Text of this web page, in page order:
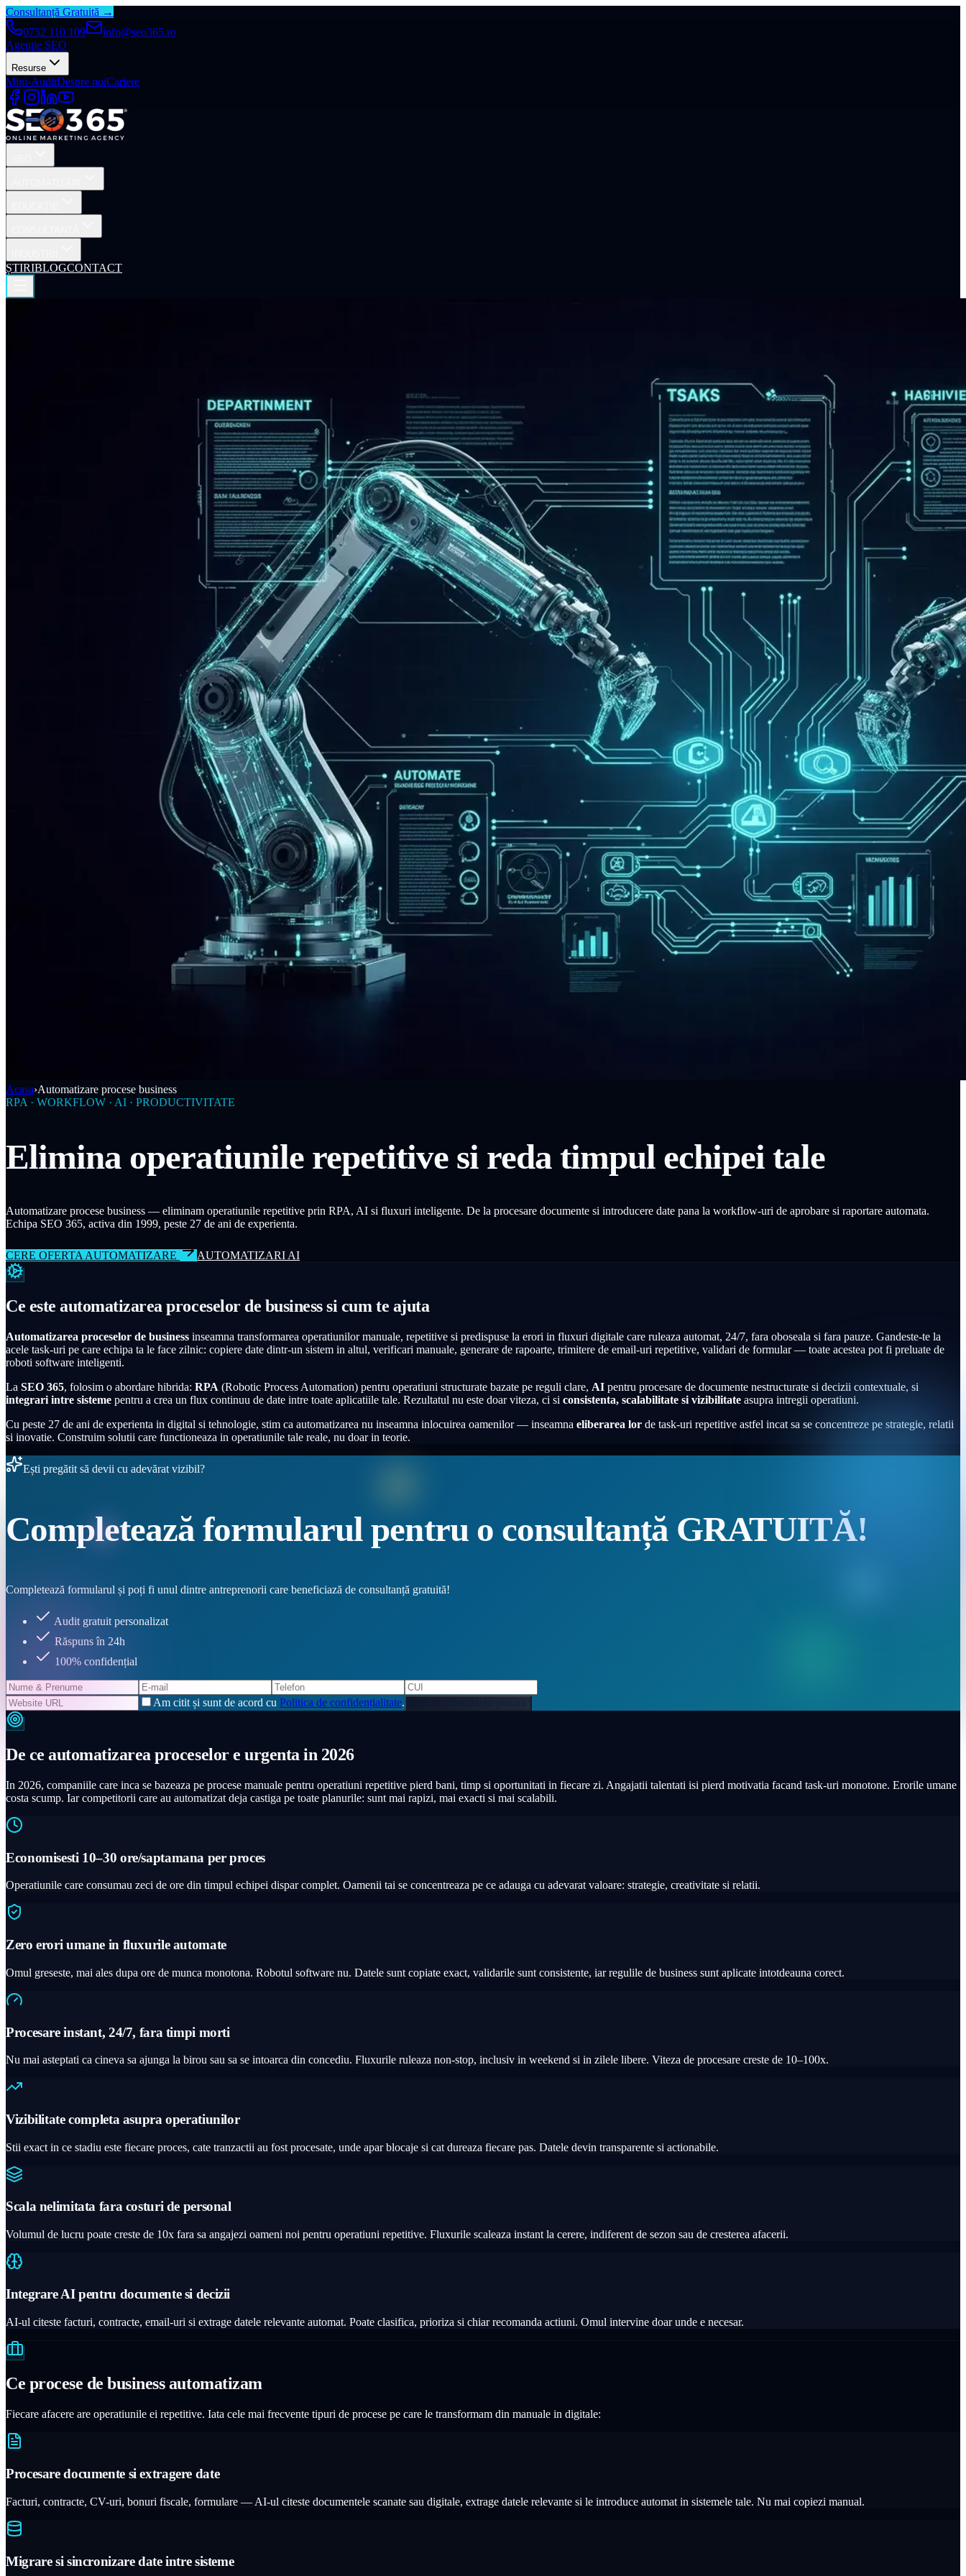
Consultanță Gratuită →
0752 110 109
info@seo365.ro
Agenție SEO
Resurse
Mini-AuditDespre noiCariere
ȘTIRIBLOGCONTACT
Acasa›Automatizare procese business
RPA · WORKFLOW · AI · PRODUCTIVITATE
Elimina operatiunile repetitive si reda timpul echipei tale
Automatizare procese business — eliminam operatiunile repetitive prin RPA, AI si fluxuri inteligente. De la procesare documente si introducere date pana la workflow-uri de aprobare si raportare automata.
Echipa SEO 365, activa din 1999, peste 27 de ani de experienta.
CERE OFERTA AUTOMATIZARE AUTOMATIZARI AI
Ce este automatizarea proceselor de business si cum te ajuta
Automatizarea proceselor de business inseamna transformarea operatiunilor manuale, repetitive si predispuse la erori in fluxuri digitale care ruleaza automat, 24/7, fara oboseala si fara pauze. Gandeste-te la
acele task-uri pe care echipa ta le face zilnic: copiere date dintr-un sistem in altul, verificari manuale, generare de rapoarte, trimitere de email-uri repetitive, validari de formular — toate acestea pot fi preluate de
roboti software inteligenti.
La SEO 365, folosim o abordare hibrida: RPA (Robotic Process Automation) pentru operatiuni structurate bazate pe reguli clare, AI pentru procesare de documente nestructurate si decizii contextuale, si
integrari intre sisteme pentru a crea un flux continuu de date intre toate aplicatiile tale. Rezultatul nu este doar viteza, ci si consistenta, scalabilitate si vizibilitate asupra intregii operatiuni.
Cu peste 27 de ani de experienta in digital si tehnologie, stim ca automatizarea nu inseamna inlocuirea oamenilor — inseamna eliberarea lor de task-uri repetitive astfel incat sa se concentreze pe strategie, relatii
si inovatie. Construim solutii care functioneaza in operatiunile tale reale, nu doar in teorie.
Ești pregătit să devii cu adevărat vizibil?
Completează formularul pentru o consultanță GRATUITĂ!
Completează formularul și poți fi unul dintre antreprenorii care beneficiază de consultanță gratuită!
Audit gratuit personalizat
Răspuns în 24h
100% confidențial
Am citit și sunt de acord cu Politica de confidențialitate.
De ce automatizarea proceselor e urgenta in 2026
In 2026, companiile care inca se bazeaza pe procese manuale pentru operatiuni repetitive pierd bani, timp si oportunitati in fiecare zi. Angajatii talentati isi pierd motivatia facand task-uri monotone. Erorile umane
costa scump. Iar competitorii care au automatizat deja castiga pe toate planurile: sunt mai rapizi, mai exacti si mai scalabili.
Economisesti 10–30 ore/saptamana per proces
Operatiunile care consumau zeci de ore din timpul echipei dispar complet. Oamenii tai se concentreaza pe ce adauga cu adevarat valoare: strategie, creativitate si relatii.
Zero erori umane in fluxurile automate
Omul greseste, mai ales dupa ore de munca monotona. Robotul software nu. Datele sunt copiate exact, validarile sunt consistente, iar regulile de business sunt aplicate intotdeauna corect.
Procesare instant, 24/7, fara timpi morti
Nu mai asteptati ca cineva sa ajunga la birou sau sa se intoarca din concediu. Fluxurile ruleaza non-stop, inclusiv in weekend si in zilele libere. Viteza de procesare creste de 10–100x.
Vizibilitate completa asupra operatiunilor
Stii exact in ce stadiu este fiecare proces, cate tranzactii au fost procesate, unde apar blocaje si cat dureaza fiecare pas. Datele devin transparente si actionabile.
Scala nelimitata fara costuri de personal
Volumul de lucru poate creste de 10x fara sa angajezi oameni noi pentru operatiuni repetitive. Fluxurile scaleaza instant la cerere, indiferent de sezon sau de cresterea afacerii.
Integrare AI pentru documente si decizii
AI-ul citeste facturi, contracte, email-uri si extrage datele relevante automat. Poate clasifica, prioriza si chiar recomanda actiuni. Omul intervine doar unde e necesar.
Ce procese de business automatizam
Fiecare afacere are operatiunile ei repetitive. Iata cele mai frecvente tipuri de procese pe care le transformam din manuale in digitale:
Procesare documente si extragere date
Facturi, contracte, CV-uri, bonuri fiscale, formulare — AI-ul citeste documentele scanate sau digitale, extrage datele relevante si le introduce automat in sistemele tale. Nu mai copiezi manual.
Migrare si sincronizare date intre sisteme